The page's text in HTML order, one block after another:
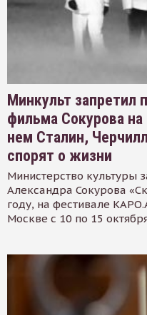
Минкульт запретил
фильма Сокурова
нем Сталин,
спорят о жизни
Министерство культуры
Александра Сокурова
году, на фестивале
Москве с 10 по 15